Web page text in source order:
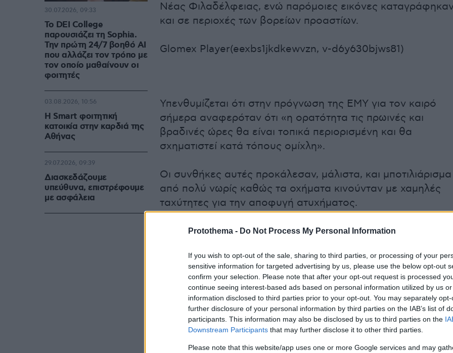
Protothema - Do Not Process My Personal Information
If you wish to opt-out of the sale, sharing to third parties, or processing of your
sensitive information for targeted advertising by us, please use the below opt-out
confirm your selection. Please note that after your opt-out request is processed
continue seeing interest-based ads based on personal information utilized by us
information disclosed to third parties prior to your opt-out. You may separately
further disclosure of your personal information by third parties on the IAB’s list of
participants. This information may also be disclosed by us to third parties on the
Downstream Participants that may further disclose it to other third parties.
Please note that this website/app uses one or more Google services and may
Νέας Φιλαδέλφειας, ενώ παρόμοιες εικόνες
και σε περιοχές των βορείων προαστίων.
Glomex Player(eexbs1jkdkewvzn, v-d6y630bjws81)
Υπενθυμίζεται ότι στην πρόγνωση της ΕΜΥ για τον καιρό
σήμερα αναφερόταν ότι «η ορατότητα τις πρωινές και
βραδινές ώρες θα είναι τοπικά περιορισμένη και θα
σχηματιστεί κατά τόπους ομίχλη».
Οι συνθήκες αυτές προκάλεσαν, μάλιστα, και μποτιλιάρισμα
από πολύ νωρίς καθώς τα οχήματα κινούνταν με χαμηλές
ταχύτητες για την αποφυγή ατυχήματος.
Η ομίχλη συνεχιζόταν, μάλιστα, μέχρι και λίγο πριν τις 9 το
Δείτε τις φωτογραφίες και τα σχόλια στο X για την ομίχλη
στην Αττική
Το DEI College
παρουσιάζει τη Sophia.
Την πρώτη 24/7 βοηθό AI
που αλλάζει τον τρόπο με
τον οποίο μαθαίνουν οι
φοιτητές
30.07.2026, 09:33
Η Smart φοιτητική
κατοικία στην καρδιά της
Αθήνας
03.08.2026, 10:56
Διασκεδάζουμε
υπεύθυνα, επιστρέφουμε
με ασφάλεια
29.07.2026, 09:39